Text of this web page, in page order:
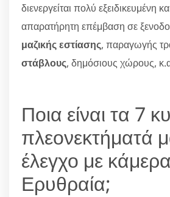
διενεργείται πολύ εξειδικευμένη
απαρατήρητη επέμβαση σε
μαζικής εστίασης, παραγωγής
στάβλους, δημόσιους χώρους,
Ποια είναι τα 7
πλεονεκτήματά
έλεγχο με
Ερυθραία;